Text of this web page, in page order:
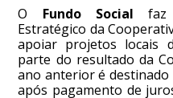
O Fundo Social faz
Estratégico da
apoiar projetos locais
parte do resultado da
ano anterior é destinado
após pagamento de